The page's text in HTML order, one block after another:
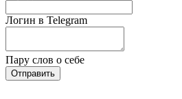
Логин в Telegram
Пару слов о себе
Отправить